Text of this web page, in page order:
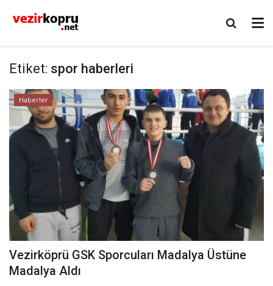
Etiket: spor haberleri
Haberler
Vezirköprü GSK Sporcuları Madalya Üstüne
Madalya Aldı